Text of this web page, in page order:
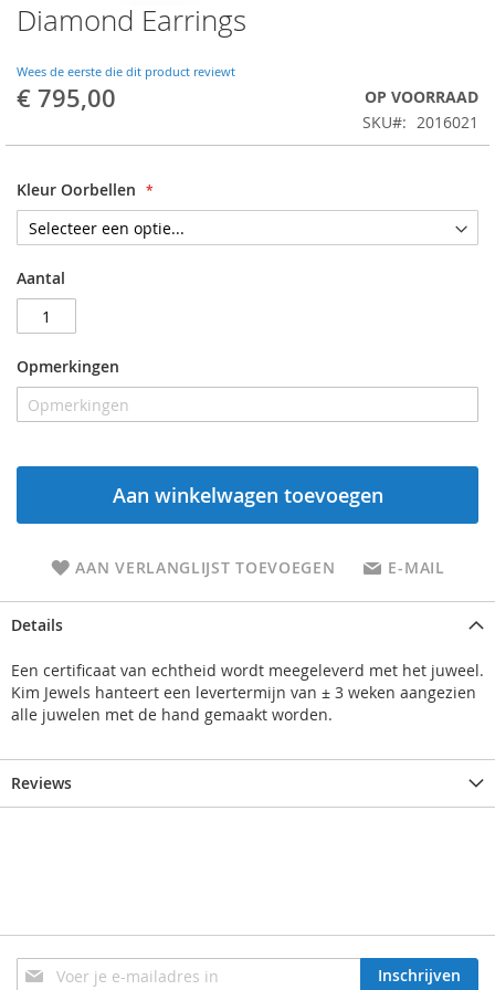
Diamond Earrings
Wees de eerste die dit product reviewt
€ 795,00
OP VOORRAAD
SKU
2016021
Kleur Oorbellen
Aantal
Opmerkingen
Aan winkelwagen toevoegen
AAN VERLANGLIJST TOEVOEGEN E-MAIL
Details
Een certificaat van echtheid wordt meegeleverd met het juweel.
Kim Jewels hanteert een levertermijn van ± 3 weken aangezien
alle juwelen met de hand gemaakt worden.
Reviews
Schrijf
Inschrijven